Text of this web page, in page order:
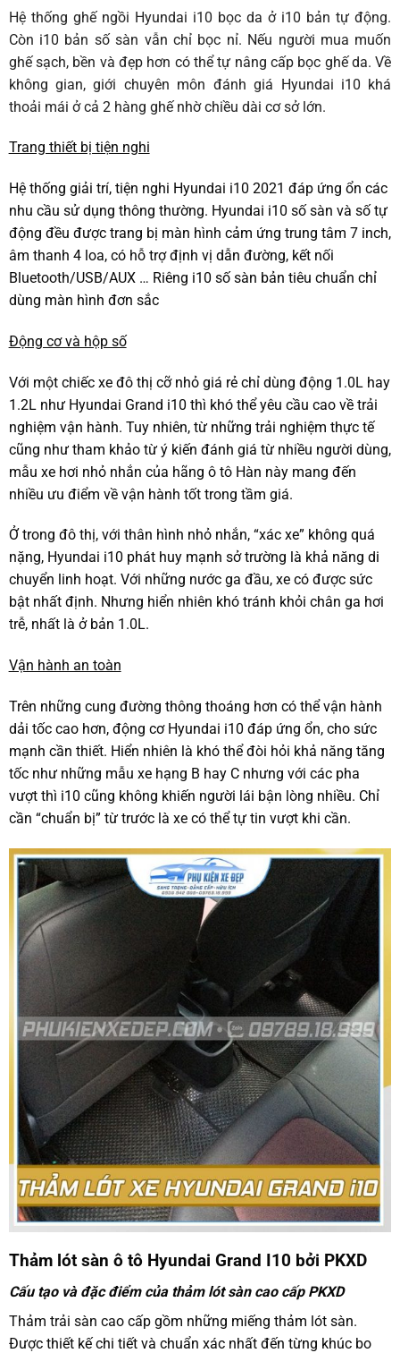
Hệ thống ghế ngồi Hyundai i10 bọc da ở i10 bản tự động.
Còn i10 bản số sàn vẫn chỉ bọc nỉ. Nếu người mua muốn
ghế sạch, bền và đẹp hơn có thể tự nâng cấp bọc ghế da. Về
không gian, giới chuyên môn đánh giá Hyundai i10 khá
thoải mái ở cả 2 hàng ghế nhờ chiều dài cơ sở lớn.
Trang thiết bị tiện nghi
Hệ thống giải trí, tiện nghi Hyundai i10 2021 đáp ứng ổn các
nhu cầu sử dụng thông thường. Hyundai i10 số sàn và số tự
động đều được trang bị màn hình cảm ứng trung tâm 7 inch,
âm thanh 4 loa, có hỗ trợ định vị dẫn đường, kết nối
Bluetooth/USB/AUX … Riêng i10 số sàn bản tiêu chuẩn chỉ
dùng màn hình đơn sắc
Động cơ và hộp số
Với một chiếc xe đô thị cỡ nhỏ giá rẻ chỉ dùng động 1.0L hay
1.2L như Hyundai Grand i10 thì khó thể yêu cầu cao về trải
nghiệm vận hành. Tuy nhiên, từ những trải nghiệm thực tế
cũng như tham khảo từ ý kiến đánh giá từ nhiều người dùng,
mẫu xe hơi nhỏ nhắn của hãng ô tô Hàn này mang đến
nhiều ưu điểm về vận hành tốt trong tầm giá.
Ở trong đô thị, với thân hình nhỏ nhắn, “xác xe” không quá
nặng, Hyundai i10 phát huy mạnh sở trường là khả năng di
chuyển linh hoạt. Với những nước ga đầu, xe có được sức
bật nhất định. Nhưng hiển nhiên khó tránh khỏi chân ga hơi
trễ, nhất là ở bản 1.0L.
Vận hành an toàn
Trên những cung đường thông thoáng hơn có thể vận hành
dải tốc cao hơn, động cơ Hyundai i10 đáp ứng ổn, cho sức
mạnh cần thiết. Hiển nhiên là khó thể đòi hỏi khả năng tăng
tốc như những mẫu xe hạng B hay C nhưng với các pha
vượt thì i10 cũng không khiến người lái bận lòng nhiều. Chỉ
cần “chuẩn bị” từ trước là xe có thể tự tin vượt khi cần.
Thảm lót sàn ô tô Hyundai Grand I10 bởi PKXD
Cấu tạo và đặc điểm của thảm lót sàn cao cấp PKXD
Thảm trải sàn cao cấpgồm những miếng thảm lót sàn.
Được thiết kế chi tiết và chuẩn xác nhất đến từng khúc bo